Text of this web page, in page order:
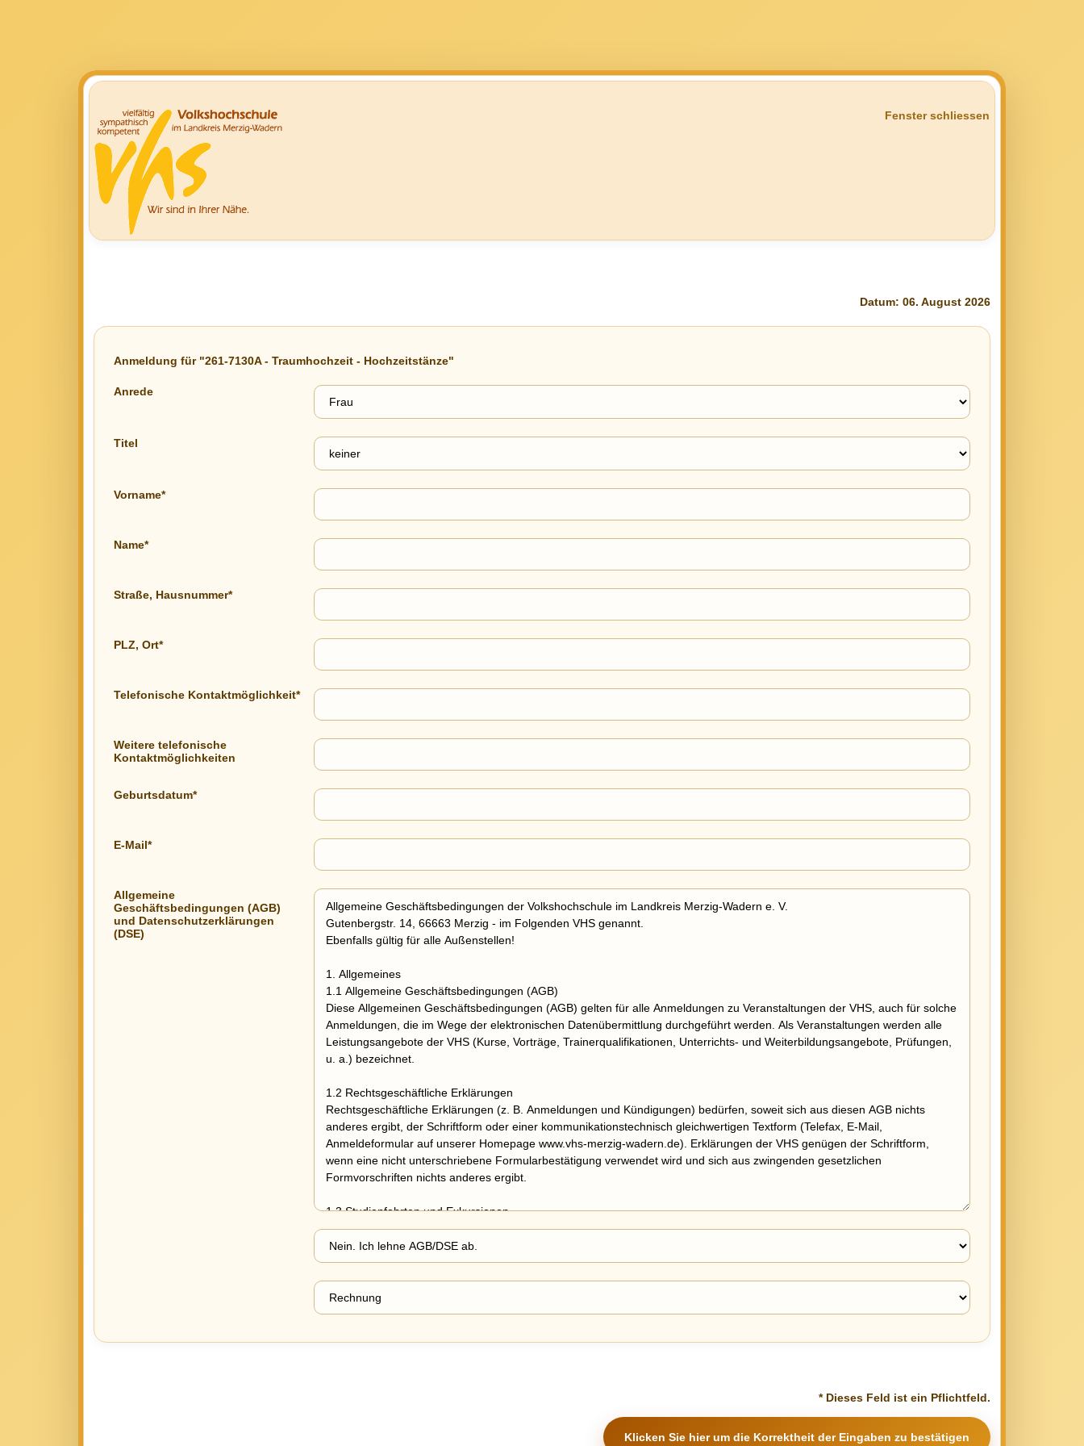
Fenster schliessen
Datum: 06. August 2026
Anmeldung für "261-7130A - Traumhochzeit - Hochzeitstänze"
Anrede
Titel
Vorname*
Name*
Straße, Hausnummer*
PLZ, Ort*
Telefonische Kontaktmöglichkeit*
Weitere telefonische
Kontaktmöglichkeiten
Geburtsdatum*
E-Mail*
Allgemeine
Geschäftsbedingungen (AGB)
und Datenschutzerklärungen
(DSE)
* Dieses Feld ist ein Pflichtfeld.